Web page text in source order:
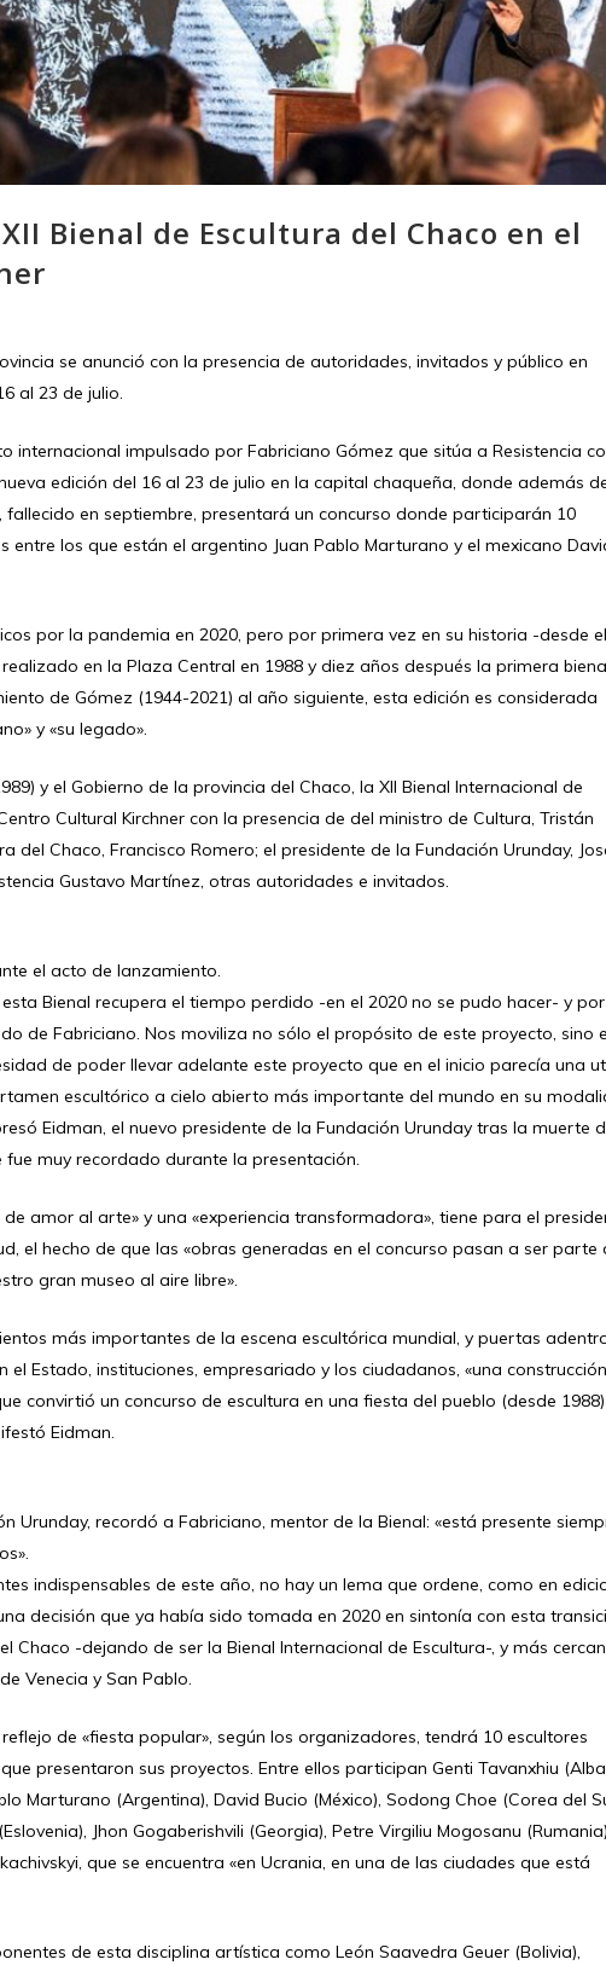
Bienal de Escultura del Chaco en el
se anunció con la presencia de autoridades, invitados y público en
al 23 de julio.
internacional impulsado por Fabriciano Gómez que sitúa a Resistencia
edición del 16 al 23 de julio en la capital chaqueña, donde además
en septiembre, presentará un concurso donde participarán 10
entre los que están el argentino Juan Pablo Marturano y el mexicano
por la pandemia en 2020, pero por primera vez en su historia -desde el
en la Plaza Central en 1988 y diez años después la primera
de Gómez (1944-2021) al año siguiente, esta edición es considerada
y «su legado».
y el Gobierno de la provincia del Chaco, la XII Bienal Internacional de
Cultural Kirchner con la presencia de del ministro de Cultura, Tristán
del Chaco, Francisco Romero; el presidente de la Fundación Urunday,
Gustavo Martínez, otras autoridades e invitados.
el acto de lanzamiento.
Bienal recupera el tiempo perdido -en el 2020 no se pudo hacer- y
de Fabriciano. Nos moviliza no sólo el propósito de este proyecto, sino
de poder llevar adelante este proyecto que en el inicio parecía una
escultórico a cielo abierto más importante del mundo en su
Eidman, el nuevo presidente de la Fundación Urunday tras la muerte
muy recordado durante la presentación.
amor al arte» y una «experiencia transformadora», tiene para el
el hecho de que las «obras generadas en el concurso pasan a ser parte
gran museo al aire libre».
más importantes de la escena escultórica mundial, y puertas
Estado, instituciones, empresariado y los ciudadanos, «una construcción
convirtió un concurso de escultura en una fiesta del pueblo (desde
Eidman.
Urunday, recordó a Fabriciano, mentor de la Bienal: «está presente
indispensables de este año, no hay un lema que ordene, como en
decisión que ya había sido tomada en 2020 en sintonía con esta
Chaco -dejando de ser la Bienal Internacional de Escultura-, y más
Venecia y San Pablo.
de «fiesta popular», según los organizadores, tendrá 10 escultores
presentaron sus proyectos. Entre ellos participan Genti Tavanxhiu
Marturano (Argentina), David Bucio (México), Sodong Choe (Corea del
Jhon Gogaberishvili (Georgia), Petre Virgiliu Mogosanu
que se encuentra «en Ucrania, en una de las ciudades que está
de esta disciplina artística como León Saavedra Geuer (Bolivia),